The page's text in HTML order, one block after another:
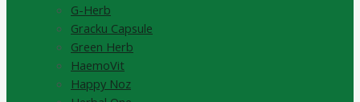
G-Herb
Gracku Capsule
Green Herb
HaemoVit
Happy Noz